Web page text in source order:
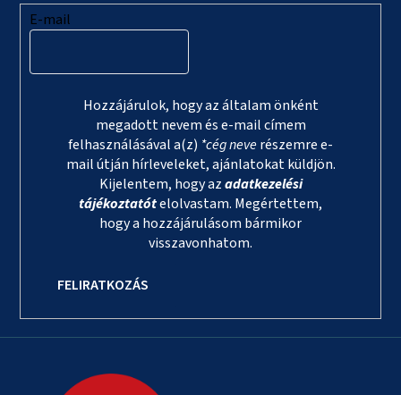
E-mail
Hozzájárulok, hogy az általam önként
megadott nevem és e-mail címem
felhasználásával a(z) *cég neverészemre e-
mail útján hírleveleket, ajánlatokat küldjön.
Kijelentem, hogy azadatkezelési
tájékoztatótelolvastam. Megértettem,
hogy a hozzájárulásom bármikor
visszavonhatom.
FELIRATKOZÁS